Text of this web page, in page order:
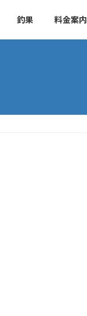
釣果 料金案内